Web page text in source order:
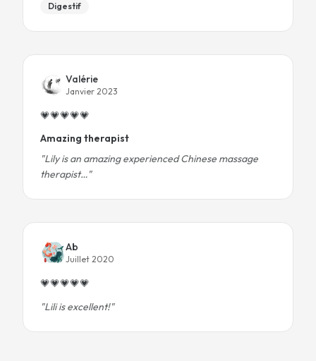
Digestif
Valérie
Janvier 2023
💗💗💗💗💗
Amazing therapist
"Lily is an amazing experienced Chinese massage
therapist…"
Ab
Juillet 2020
💗💗💗💗💗
"Lili is excellent!"